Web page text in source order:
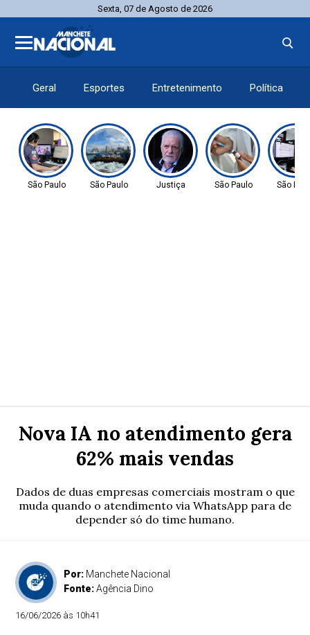
Sexta, 07 de Agosto de 2026
Geral Esportes Entretenimento Política
São Paulo São Paulo Justiça São Paulo São
Nova IA no atendimento gera
62% mais vendas
Dados de duas empresas comerciais mostram o que
muda quando o atendimento via WhatsApp para de
depender só do time humano.
Por: Manchete Nacional
Fonte:Agência Dino
16/06/2026 às 10h41